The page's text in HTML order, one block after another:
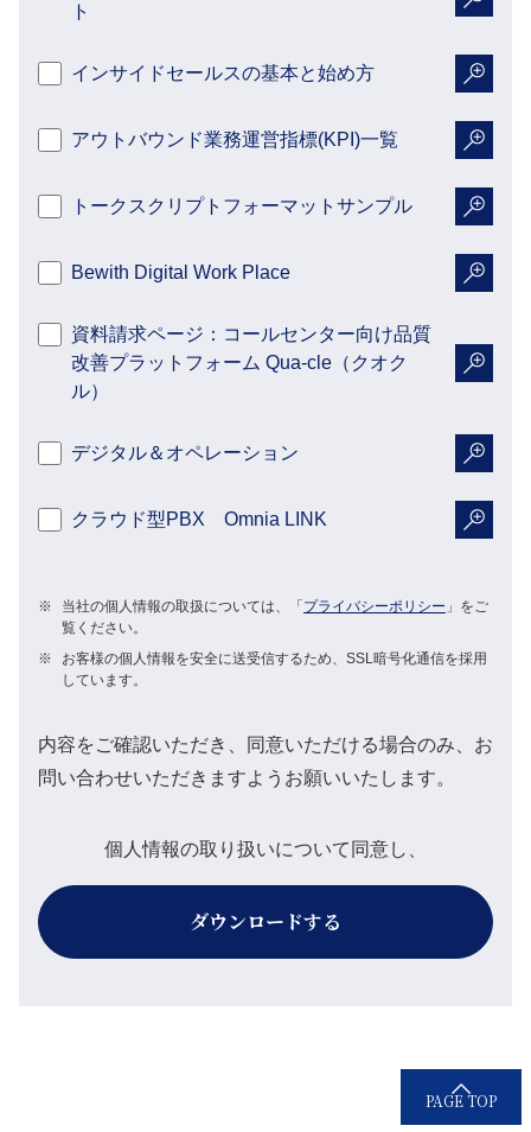
ト
詳細
インサイドセールスの基本と始め方
詳細
アウトバウンド業務運営指標(KPI)一覧
詳細
トークスクリプトフォーマットサンプル
詳細
Bewith Digital Work Place
詳細
資料請求ページ：コールセンター向け品質
改善プラットフォーム Qua-cle（クオク
ル）
詳細
デジタル＆オペレーション
詳細
クラウド型PBX Omnia LINK
詳細
※ 当社の個人情報の取扱については、「 プライバシーポリシー 」をご
覧ください。
※
お客様の個人情報を安全に送受信するため、SSL暗号化通信を採用
しています。
内容をご確認いただき、同意いただける場合のみ、お
問い合わせいただきますようお願いいたします。
個人情報の取り扱いについて同意し、
ダウンロードする
PAGE TOP